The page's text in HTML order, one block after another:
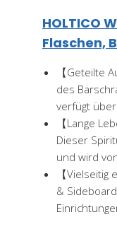
HOLTICO
Flaschen,
【Geteilte
des
verfügt über
【Lange
Dieser
und wird
【
&